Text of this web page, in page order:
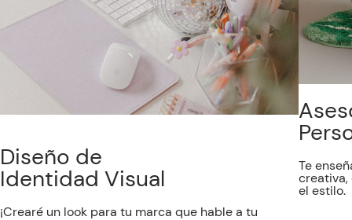
Diseño de
Identidad Visual
¡Crearé un look para tu marca que hable a tu
Te
creativa,
el estilo.